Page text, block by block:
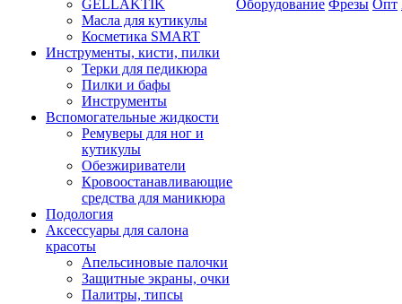
GELLAKTIK
Масла для кутикулы
Косметика SMART
Инструменты, кисти, пилки
Терки для педикюра
Пилки и бафы
Инструменты
Вспомогательные жидкости
Ремуверы для ног и
кутикулы
Обезжириватели
Кровоостанавливающие
средства для маникюра
Подология
Аксессуары для салона
красоты
Апельсиновые палочки
Защитные экраны, очки
Палитры, типсы
Оборудование Фрезы Опт